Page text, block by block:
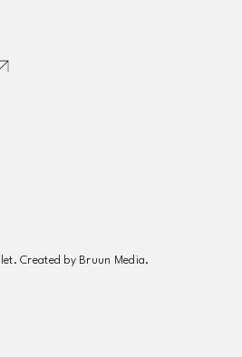
Created by Bruun Media.